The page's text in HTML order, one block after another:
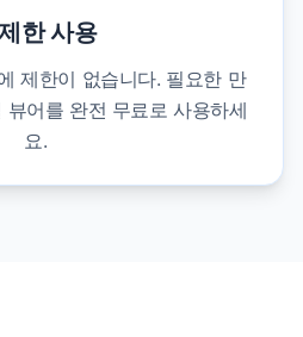
한 사용
제한이 없습니다. 필요한 만
어를 완전 무료로 사용하세
요.